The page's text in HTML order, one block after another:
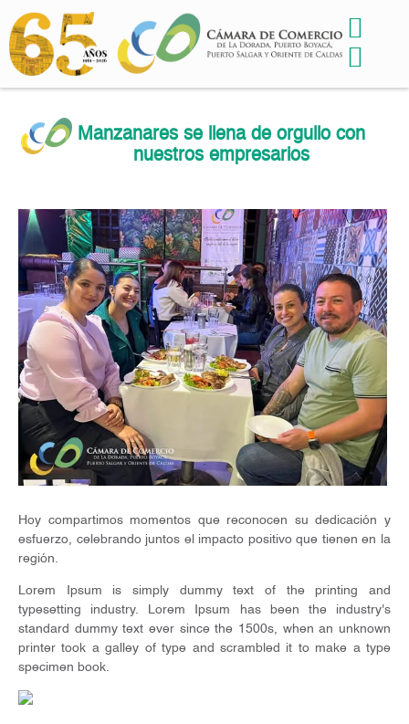
Manzanares se llena de orgullo con
nuestros empresarios
Hoy compartimos momentos que reconocen su dedicación y
esfuerzo, celebrando juntos el impacto positivo que tienen en la
región.
Lorem Ipsum is simply dummy text of the printing and
typesetting industry. Lorem Ipsum has been the industry's
standard dummy text ever since the 1500s, when an unknown
printer took a galley of type and scrambled it to make a type
specimen book.